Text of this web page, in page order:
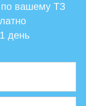
вашему ТЗ
день